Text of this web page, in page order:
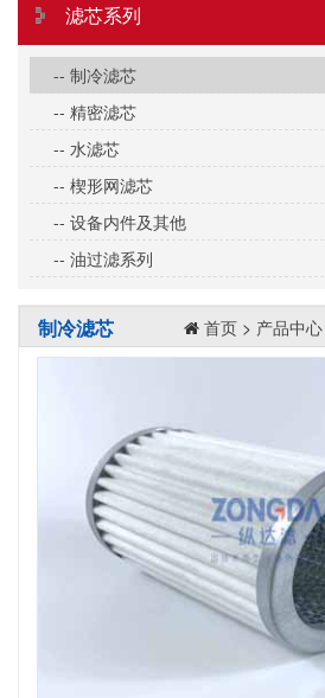
滤芯系列
-- 制冷滤芯
-- 精密滤芯
-- 水滤芯
-- 楔形网滤芯
-- 设备内件及其他
-- 油过滤系列
制冷滤芯 首页 > 产品中心